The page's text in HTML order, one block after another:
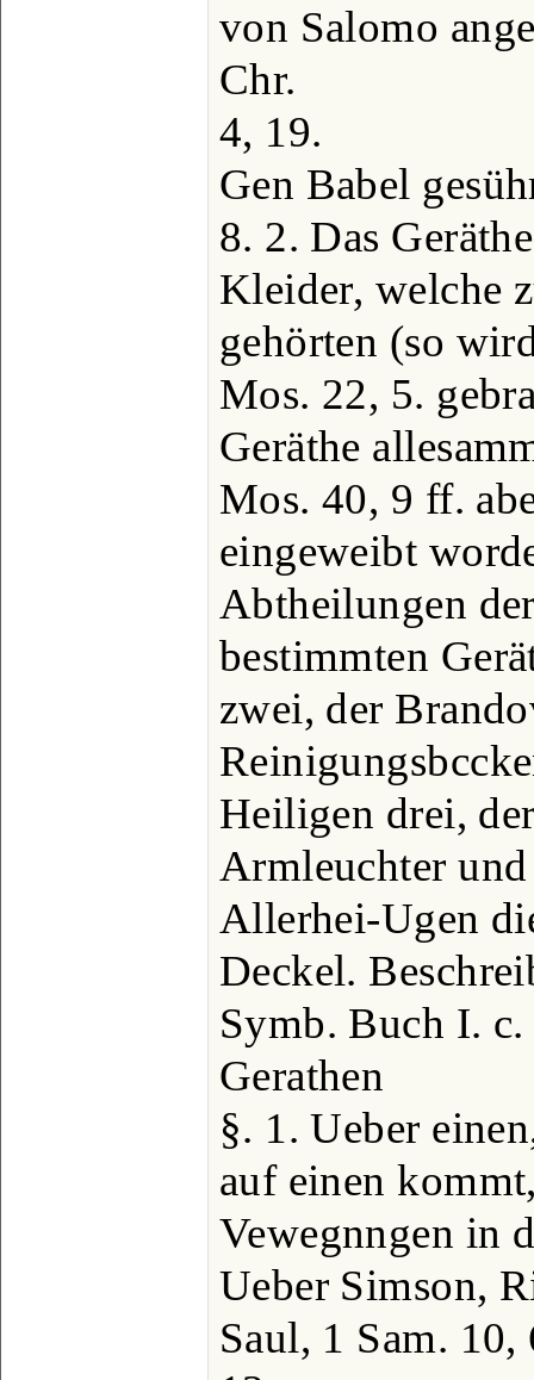
von Salomo
Chr.
4, 19.
Gen Babel
8. 2. Das
Kleider, welche
gehörten (so
Mos. 22, 5.
Geräthe
Mos. 40, 9 ff.
eingeweibt
Abtheilungen
bestimmten
zwei, der
Heiligen drei,
Armleuchter
Allerhei-Ugen
Deckel.
Symb. Buch I.
Gerathen
§. 1. Ueber
auf einen
Vewegnngen in
Ueber Simson,
Saul, 1 Sam.